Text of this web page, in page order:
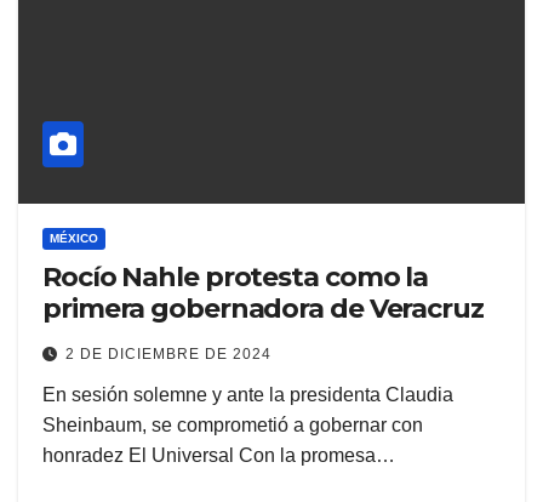
MÉXICO
Rocío Nahle protesta como la
primera gobernadora de Veracruz
2 DE DICIEMBRE DE 2024
En sesión solemne y ante la presidenta Claudia
Sheinbaum, se comprometió a gobernar con
honradez El Universal Con la promesa…